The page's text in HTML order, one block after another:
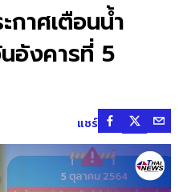
าศเตือนน้ำ
อังคารที่ 5
แชร์